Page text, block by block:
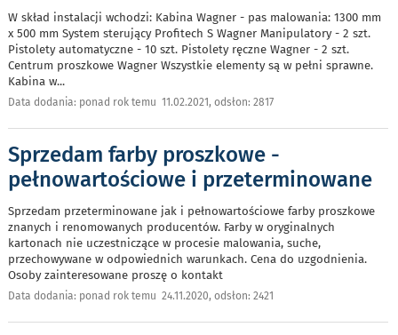
W skład instalacji wchodzi: Kabina Wagner - pas malowania: 1300 mm
x 500 mm System sterujący Profitech S Wagner Manipulatory - 2 szt.
Pistolety automatyczne - 10 szt. Pistolety ręczne Wagner - 2 szt.
Centrum proszkowe Wagner Wszystkie elementy są w pełni sprawne.
Kabina w...
Data dodania: ponad rok temu 11.02.2021, odsłon: 2817
Sprzedam farby proszkowe -
pełnowartościowe i przeterminowane
Sprzedam przeterminowane jak i pełnowartościowe farby proszkowe
znanych i renomowanych producentów. Farby w oryginalnych
kartonach nie uczestniczące w procesie malowania, suche,
przechowywane w odpowiednich warunkach. Cena do uzgodnienia.
Osoby zainteresowane proszę o kontakt
Data dodania: ponad rok temu 24.11.2020, odsłon: 2421